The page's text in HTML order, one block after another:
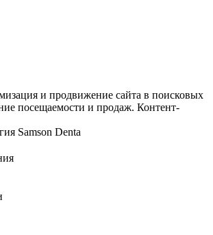
и продвижение сайта в поисковых
посещаемости и продаж. Контент-
Samson Denta